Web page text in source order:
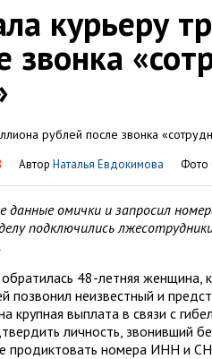
курьеру
звонка
Автор Наталья Евдокимова Фото
данные омички и запросил
подключились
48-летняя
позвонил неизвестный и
выплата в связи с
личность, звонивший
продиктовать номера ИНН и